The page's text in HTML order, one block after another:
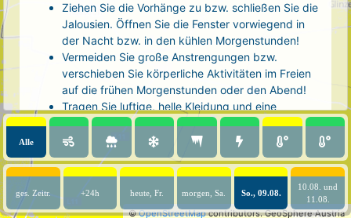
©OpenStreetMapcontributors. GeoSphere Austria
Ziehen Sie die Vorhänge zu bzw. schließen Sie die
Jalousien. Öffnen Sie die Fenster vorwiegend in
der Nacht bzw. in den kühlen Morgenstunden!
Vermeiden Sie große Anstrengungen bzw.
verschieben Sie körperliche Aktivitäten im Freien
auf die frühen Morgenstunden oder den Abend!
Tragen Sie luftige, helle Kleidung und eine
Kopfbedeckung!
Nehmen Sie eine kühle Dusche! Auch kalte Arm-
und Fußbäder wirken entlastend.
Trinken Sie ausreichend und regelmäßig
(mindestens 2 - 3 Liter pro Tag)! Optimal sind
Wasser, ungesüßter Tee oder mit Wasser
Alle
ges. Zeitr. +24h heute, Fr. morgen, Sa. So., 09.08.
10.08. und
11.08.